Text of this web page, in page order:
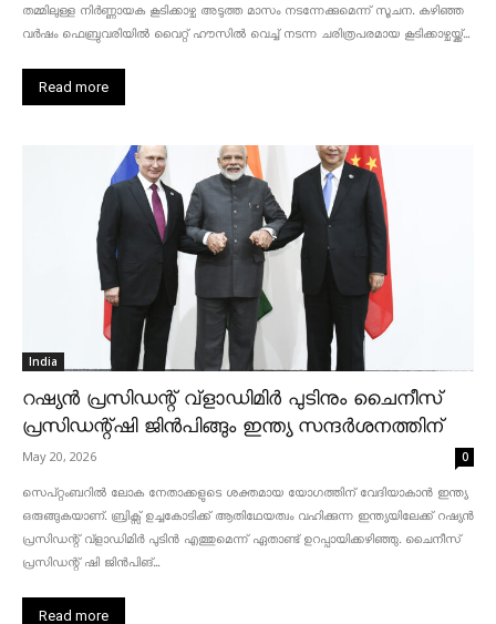
തമ്മിലുള്ള നിർണ്ണായക കൂടിക്കാഴ്ച അടുത്ത മാസം നടന്നേക്കുമെന്ന് സൂചന. കഴിഞ്ഞ
വർഷം ഫെബ്രുവരിയിൽ വൈറ്റ് ഹൗസിൽ വെച്ച് നടന്ന ചരിത്രപരമായ കൂടിക്കാഴ്ചയ്ക്ക്...
Read more
India
റഷ്യൻ പ്രസിഡന്റ് വ്‌ളാഡിമിർ പുടിനും ചൈനീസ്
പ്രസിഡന്റ്ഷി ജിൻപിങ്ങും ഇന്ത്യ സന്ദർശനത്തിന്
May 20, 2026 0
സെപ്റ്റംബറിൽ ലോക നേതാക്കളുടെ ശക്തമായ യോഗത്തിന് വേദിയാകാൻ ഇന്ത്യ
ഒരുങ്ങുകയാണ്. ബ്രിക്സ് ഉച്ചകോടിക്ക് ആതിഥേയത്വം വഹിക്കുന്ന ഇന്ത്യയിലേക്ക് റഷ്യൻ
പ്രസിഡന്റ് വ്‌ളാഡിമിർ പുടിൻ എത്തുമെന്ന് ഏതാണ്ട് ഉറപ്പായിക്കഴിഞ്ഞു. ചൈനീസ്
പ്രസിഡന്റ് ഷി ജിൻപിങ്...
Read more